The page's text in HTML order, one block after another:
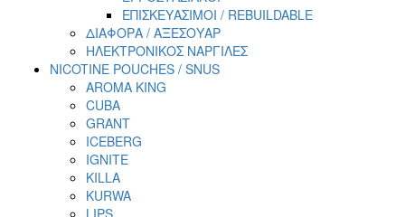
ΕΠΙΣΚΕΥΑΣΙΜΟΙ / REBUILDABLE
ΔΙΑΦΟΡΑ / ΑΞΕΣΟΥΑΡ
ΗΛΕΚΤΡΟΝΙΚΟΣ ΝΑΡΓΙΛΕΣ
NICOTINE POUCHES / SNUS
AROMA KING
CUBA
GRANT
ICEBERG
IGNITE
KILLA
KURWA
LIPS